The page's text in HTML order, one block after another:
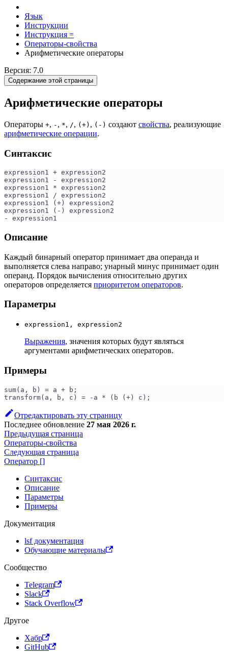
Язык
Инструкции
Инструкция =
Операторы-свойства
Арифметические операторы
Версия: 7.0
Содержание этой страницы
Арифметические операторы
Операторы +, - , *, /, (+) , (-) создают свойства, реализующие
арифметические операции.
Синтаксис
expression1 + expression2
expression1 - expression2
expression1 * expression2
expression1 / expression2
expression1 (+) expression2
expression1 (-) expression2
- expression1
Описание
Каждый бинарный оператор принимает два операнда и
выполняется слева направо; унарный минус принимает один
операнд. Порядок вычисления относительно других
операторов определяется приоритетом операторов.
Параметры
expression1, expression2
Выражения, значения которых будут являться
аргументами арифметических операторов.
Примеры
sum(a, b) = a + b;
transform(a, b, c) = -a * (b (+) c);
Отредактировать эту страницу
Последнее обновление 27 мая 2026 г.
Предыдущая страница
Операторы-свойства
Следующая страница
Оператор []
Синтаксис
Описание
Параметры
Примеры
Документация
lsf документация
Обучающие материалы
Сообщество
Telegram
Slack
Stack Overflow
Другое
Хабр
GitHub